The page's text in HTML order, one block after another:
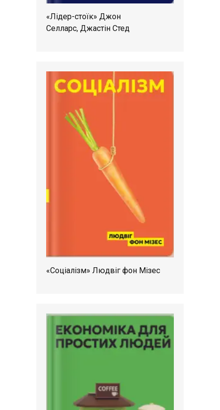
«Лідер-стоїк» Джон
Селларс, Джастін Стед
«Соціалізм» Людвіг фон Мізес